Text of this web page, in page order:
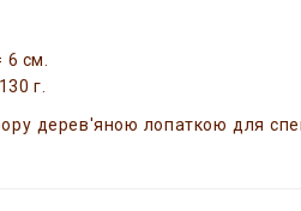
6 см.
г.
дерев'яною лопаткою для